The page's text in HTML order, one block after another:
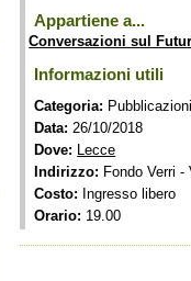
Appartiene a...
Conversazioni sul
Informazioni utili
Categoria: Pubblicazioni
Data: 26/10/2018
Dove: Lecce
Indirizzo: Fondo Verri
Costo: Ingresso libero
Orario: 19.00